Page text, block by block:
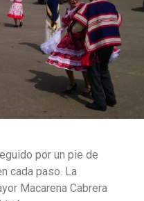
por un pie de
cada paso. La
Macarena Cabrera